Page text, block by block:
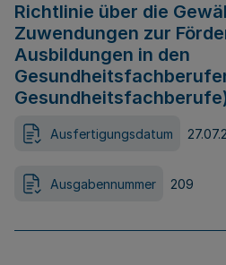
Richtlinie über die
Zuwendungen zur
Ausbildungen in den
Ausfertigungsdatum
Ausgabennummer 209